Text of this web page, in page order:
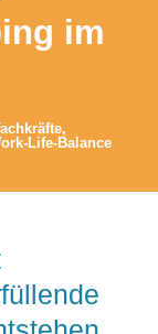
im
,
Life-Balance